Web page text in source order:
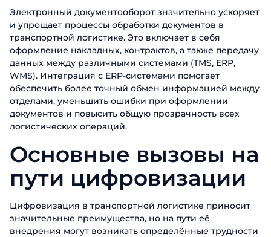
Электронный документооборот значительно ускоряет
и упрощает процессы обработки документов в
транспортной логистике. Это включает в себя
оформление накладных, контрактов, а также передачу
данных между различными системами (TMS, ERP,
WMS). Интеграция с ERP-системами помогает
обеспечить более точный обмен информацией между
отделами, уменьшить ошибки при оформлении
документов и повысить общую прозрачность всех
логистических операций.
Основные вызовы на
пути цифровизации
Цифровизация в транспортной логистике приносит
значительные преимущества, но на пути её
внедрения могут возникать определённые трудности